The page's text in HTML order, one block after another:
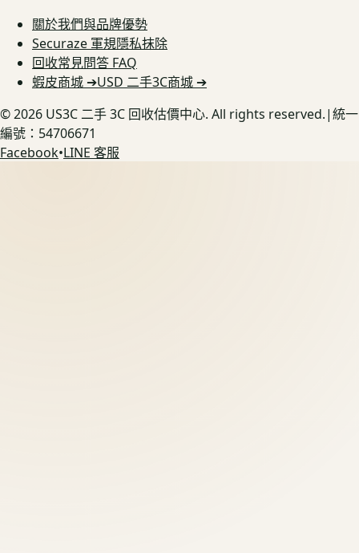
關於我們與品牌優勢
Securaze 軍規隱私抹除
回收常見問答 FAQ
蝦皮商城 ➔USD 二手3C商城 ➔
©2026 US3C 二手 3C 回收估價中心. All rights reserved.|統一
編號：54706671
Facebook•LINE 客服